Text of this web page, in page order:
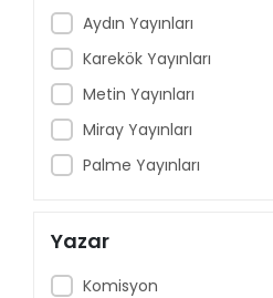
Aydın Yayınları
Karekök Yayınları
Metin Yayınları
Miray Yayınları
Palme Yayınları
Yazar
Komisyon